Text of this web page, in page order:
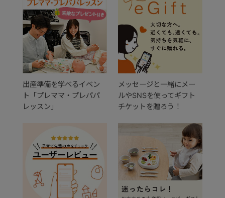
出産準備を学べるイベン
ト「プレママ・プレパパ
レッスン」
メッセージと一緒にメー
ルやSNSを使ってギフト
チケットを贈ろう！